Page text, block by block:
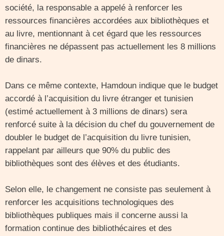
société, la responsable a appelé à renforcer les
ressources financières accordées aux bibliothèques et
au livre, mentionnant à cet égard que les ressources
financières ne dépassent pas actuellement les 8 millions
de dinars.
Dans ce même contexte, Hamdoun indique que le budget
accordé à l’acquisition du livre étranger et tunisien
(estimé actuellement à 3 millions de dinars) sera
renforcé suite à la décision du chef du gouvernement de
doubler le budget de l’acquisition du livre tunisien,
rappelant par ailleurs que 90% du public des
bibliothèques sont des élèves et des étudiants.
Selon elle, le changement ne consiste pas seulement à
renforcer les acquisitions technologiques des
bibliothèques publiques mais il concerne aussi la
formation continue des bibliothécaires et des